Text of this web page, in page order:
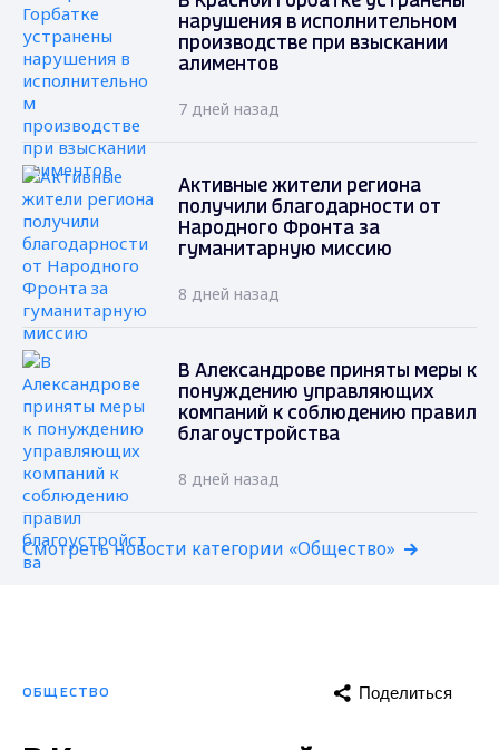
нарушения в исполнительном
производстве при взыскании
алиментов
7 дней назад
Активные жители региона
получили благодарности от
Народного Фронта за
гуманитарную миссию
8 дней назад
В Александрове приняты меры к
понуждению управляющих
компаний к соблюдению правил
благоустройства
8 дней назад
Смотреть новости категории «Общество»
ОБЩЕСТВО Поделиться